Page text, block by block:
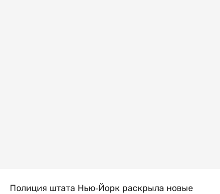
Полиция штата Нью-Йорк раскрыла новые